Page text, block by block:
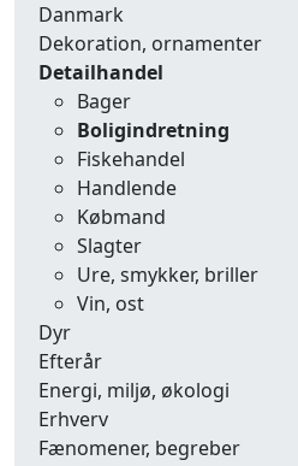
Danmark
Dekoration, ornamenter
Detailhandel
Bager
Boligindretning
Fiskehandel
Handlende
Købmand
Slagter
Ure, smykker, briller
Vin, ost
Dyr
Efterår
Energi, miljø, økologi
Erhverv
Fænomener, begreber